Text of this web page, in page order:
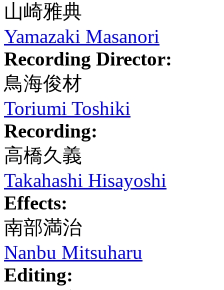
山崎雅典
Yamazaki Masanori
Recording Director:
鳥海俊材
Toriumi Toshiki
Recording:
高橋久義
Takahashi Hisayoshi
Effects:
南部満治
Nanbu Mitsuharu
Editing: